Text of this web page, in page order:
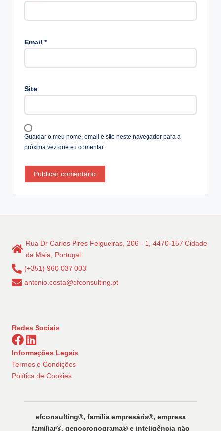
Email *
Site
Guardar o meu nome, email e site neste navegador para a
próxima vez que eu comentar.
e
ti
e
:
Rua Dr Carlos Pires Felgueiras, 206 - 1, 4470-157 Cidade
da Maia, Portugal
(+351) 960 037 003
antonio.costa@efconsulting.pt
Redes Sociais
Informações Legais
Termos e Condições
Política de Cookies
efconsulting®️, família empresária®️, empresa
familiar®️, genocronograma®️ e inteligência não